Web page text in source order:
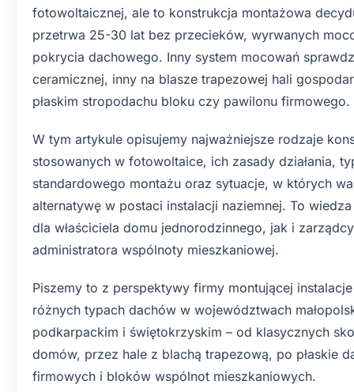
fotowoltaicznej, ale to konstrukcja montażowa
przetrwa 25-30 lat bez przecieków, wyrwanych
pokrycia dachowego. Inny system mocowań
ceramicznej, inny na blasze trapezowej hali
płaskim stropodachu bloku czy pawilonu firmowego.
W tym artykule opisujemy najważniejsze rodzaje
stosowanych w fotowoltaice, ich zasady działania,
standardowego montażu oraz sytuacje, w których
alternatywę w postaci instalacji naziemnej. To
dla właściciela domu jednorodzinnego, jak i
administratora wspólnoty mieszkaniowej.
Piszemy to z perspektywy firmy montującej
różnych typach dachów w województwach
podkarpackim i świętokrzyskim – od klasycznych
domów, przez hale z blachą trapezową, po płaskie
firmowych i bloków wspólnot mieszkaniowych.